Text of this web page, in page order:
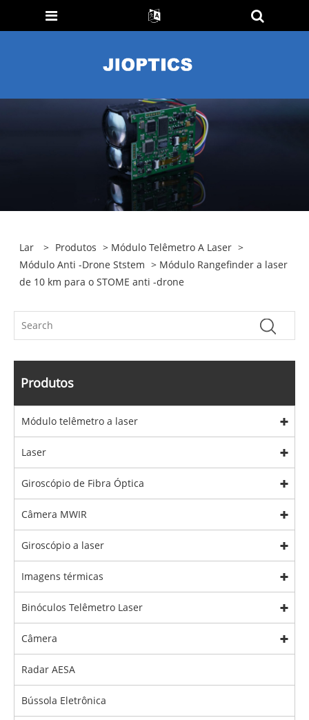
Lar > Produtos > Módulo Telêmetro A Laser >
Módulo Anti -Drone Ststem > Módulo Rangefinder a laser
de 10 km para o STOME anti -drone
Produtos
Módulo telêmetro a laser
Laser
Giroscópio de Fibra Óptica
Câmera MWIR
Giroscópio a laser
Imagens térmicas
Binóculos Telêmetro Laser
Câmera
Radar AESA
Bússola Eletrônica